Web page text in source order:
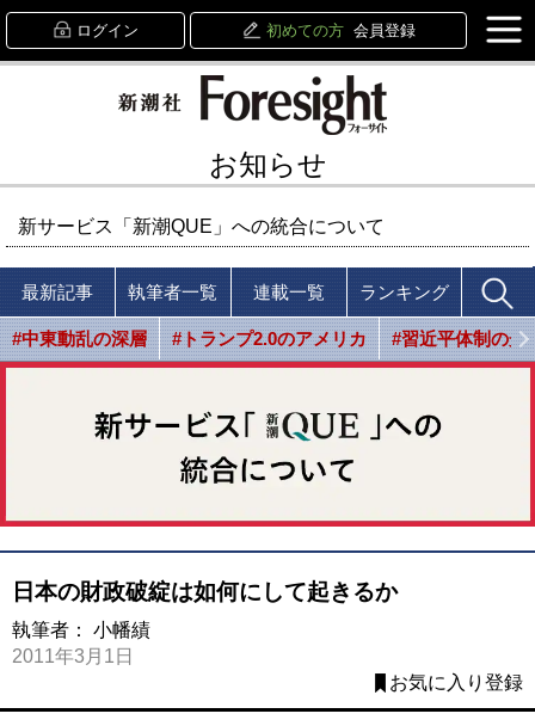
ログイン 初めての方 会員登録
お知らせ
新サービス「新潮QUE」への統合について
最新記事 執筆者一覧 連載一覧 ランキング
#中東動乱の深層 #トランプ2.0のアメリカ #習近平体制の光
日本の財政破綻は如何にして起きるか
執筆者： 小幡績
2011年3月1日
お気に入り登録